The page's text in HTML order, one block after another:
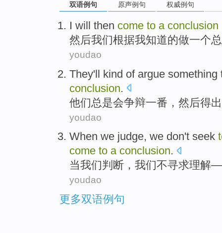
双语例句 原声例句 权威例句
I will then come to a conclusion
然后我们根据我知道的做一个
youdao
They'll kind of argue something
conclusion.
他们总是会争辩一番， 然后得出
youdao
When we judge, we don't seek
come to a conclusion.
当我们判断 ，我们不寻求理解
youdao
更多双语例句